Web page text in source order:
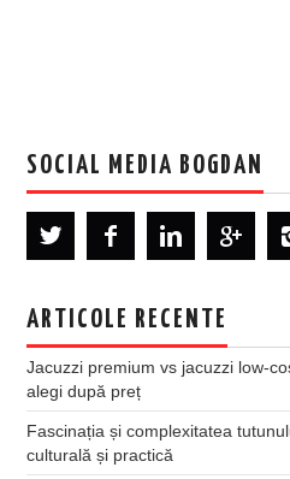
SOCIAL MEDIA BOGDAN
ARTICOLE RECENTE
Jacuzzi premium vs jacuzzi low-
alegi după preț
Fascinația și complexitatea
culturală și practică